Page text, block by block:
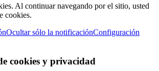
Al continuar navegando por el sitio, usted
cookies.
Ocultar sólo la notificaciónConfiguración
cookies y privacidad